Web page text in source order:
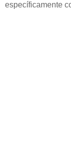
específicamente